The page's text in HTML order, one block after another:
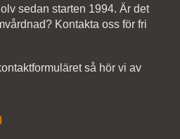
sedan starten 1994. Är det
Kontakta oss för fri
så hör vi av